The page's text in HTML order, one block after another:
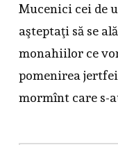
Mucenici cei de
aşteptaţi să se
monahiilor ce
pomenirea
mormînt care s-